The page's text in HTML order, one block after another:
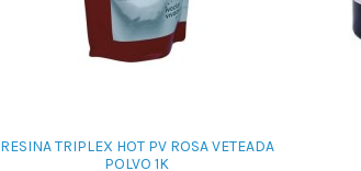
RESINA TRIPLEX HOT PV ROSA VETEADA
POLVO 1K